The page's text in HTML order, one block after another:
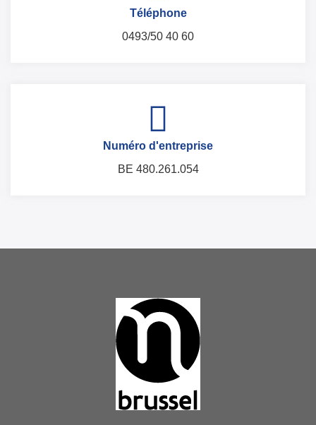
Téléphone
0493/50 40 60
Numéro d'entreprise
BE 480.261.054